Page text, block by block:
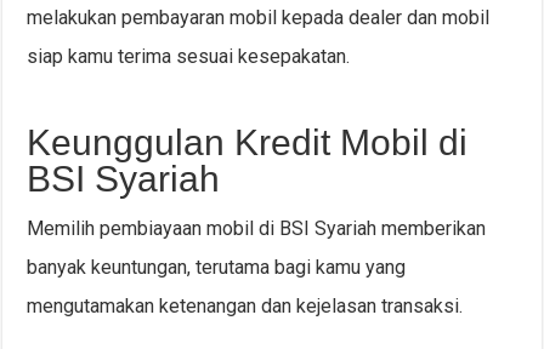
melakukan pembayaran mobil kepada dealer dan mobil
siap kamu terima sesuai kesepakatan.
Keunggulan Kredit Mobil di
BSI Syariah
Memilih pembiayaan mobil di BSI Syariah memberikan
banyak keuntungan, terutama bagi kamu yang
mengutamakan ketenangan dan kejelasan transaksi.